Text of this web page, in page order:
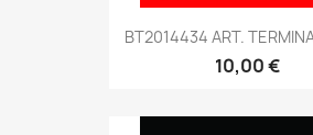
BT2014434 ART.
10,00 €